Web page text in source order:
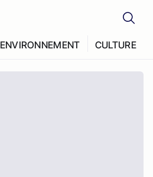
ENVIRONNEMENT CULTURE